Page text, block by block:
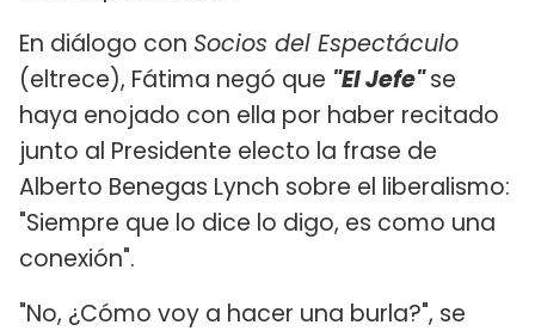
En diálogo con Socios del Espectáculo
(eltrece), Fátima negó que "El Jefe"se
haya enojado con ella por haber recitado
junto al Presidente electo la frase de
Alberto Benegas Lynch sobre el liberalismo:
"Siempre que lo dice lo digo, es como una
conexión".
"No, ¿Cómo voy a hacer una burla?", se